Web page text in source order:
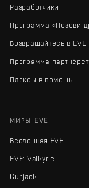
Разработчики
Программа «Позови
Возвращайтесь в EVE
Программа
Плексы в помощь
МИРЫ EVE
Вселенная EVE
EVE: Valkyrie
Gunjack